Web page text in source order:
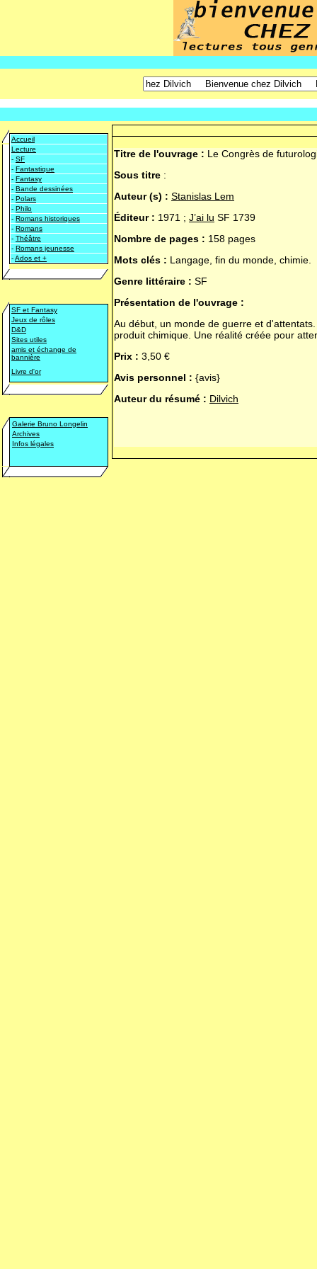
Accueil
Lecture
- SF
- Fantastique
- Fantasy
- Bande dessinées
- Polars
- Philo
- Romans historiques
- Romans
- Théâtre
- Romans jeunesse
-Ados et +
SF et Fantasy
Jeux de rôles
D&D
Sites utiles
amis et échange de
bannière
Livre d'or
Galerie Bruno Longelin
Archives
Infos légales
Titre de l'ouvrage : Le Congrès de
Sous titre :
Auteur (s) : Stanislas Lem
Éditeur : 1971 ; J’ai lu SF 1739
Nombre de pages : 158 pages
Mots clés : Langage, fin du monde, chimie.
Genre littéraire : SF
Présentation de l'ouvrage :
Au début, un monde de guerre et
produit chimique. Une réalité créée pour
Prix : 3,50 €
Avis personnel : {avis}
Auteur du résumé : Dilvich